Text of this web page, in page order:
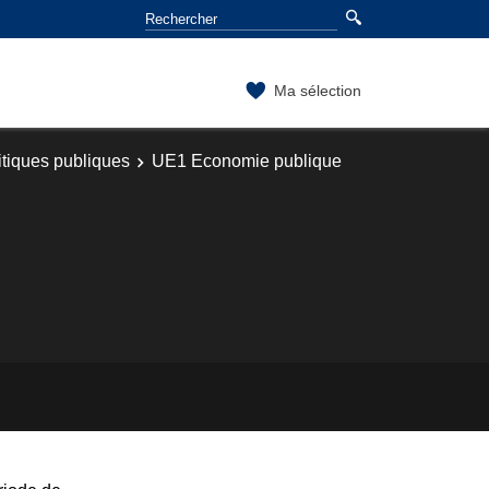
Ma sélection
publiques
UE1 Economie publique